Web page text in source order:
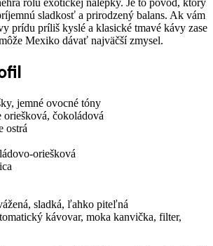
sladkosť a prirodzený balans. Ak vám
prídu príliš kyslé a klasické tmavé kávy zase
Mexiko dávať najväčší zmysel.
jemné ovocné tóny
oriešková, čokoládová
ostrá
oriešková
sladká, ľahko piteľná
kávovar, moka kanvička, filter,